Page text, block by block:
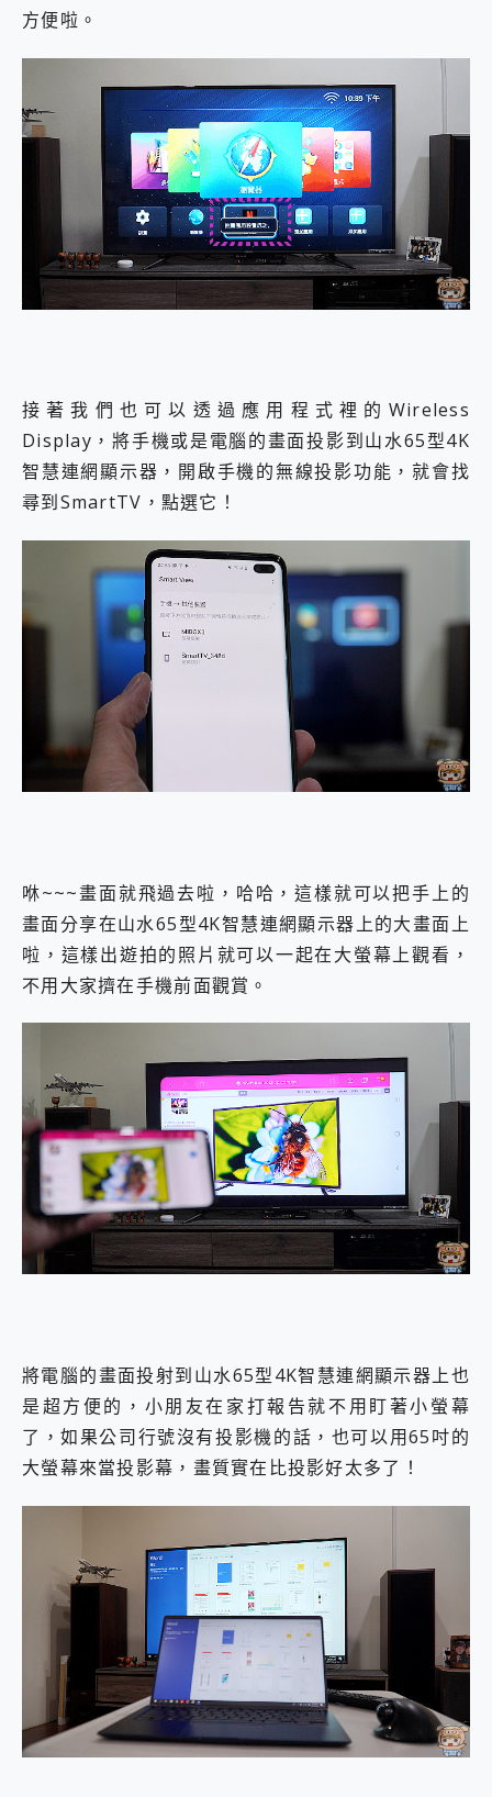
方便啦。
接著我們也可以透過應用程式裡的Wireless
Display，將手機或是電腦的畫面投影到山水65型4K
智慧連網顯示器，開啟手機的無線投影功能，就會找
尋到SmartTV，點選它！
咻~~~畫面就飛過去啦，哈哈，這樣就可以把手上的
畫面分享在山水65型4K智慧連網顯示器上的大畫面上
啦，這樣出遊拍的照片就可以一起在大螢幕上觀看，
不用大家擠在手機前面觀賞。
將電腦的畫面投射到山水65型4K智慧連網顯示器上也
是超方便的，小朋友在家打報告就不用盯著小螢幕
了，如果公司行號沒有投影機的話，也可以用65吋的
大螢幕來當投影幕，畫質實在比投影好太多了！